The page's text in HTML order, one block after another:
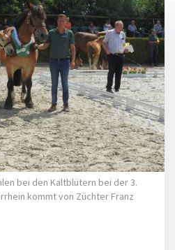
bei den Kaltblütern bei der 3.
kommt von Züchter Franz